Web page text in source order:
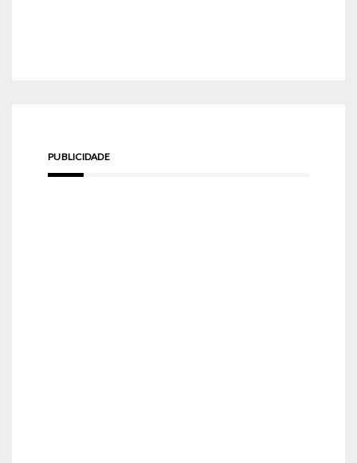
PUBLICIDADE